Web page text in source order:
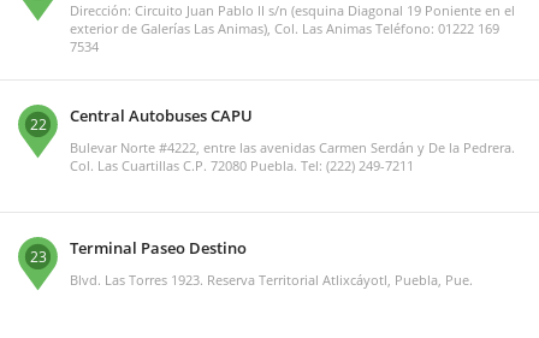
Dirección: Circuito Juan Pablo II s/n (esquina Diagonal 19 Poniente en el
exterior de Galerías Las Animas), Col. Las Animas Teléfono: 01222 169
7534
22 Central Autobuses CAPU
Bulevar Norte #4222, entre las avenidas Carmen Serdán y De la Pedrera.
Col. Las Cuartillas C.P. 72080 Puebla. Tel: (222) 249-7211
23 Terminal Paseo Destino
Blvd. Las Torres 1923. Reserva Territorial Atlixcáyotl, Puebla, Pue.